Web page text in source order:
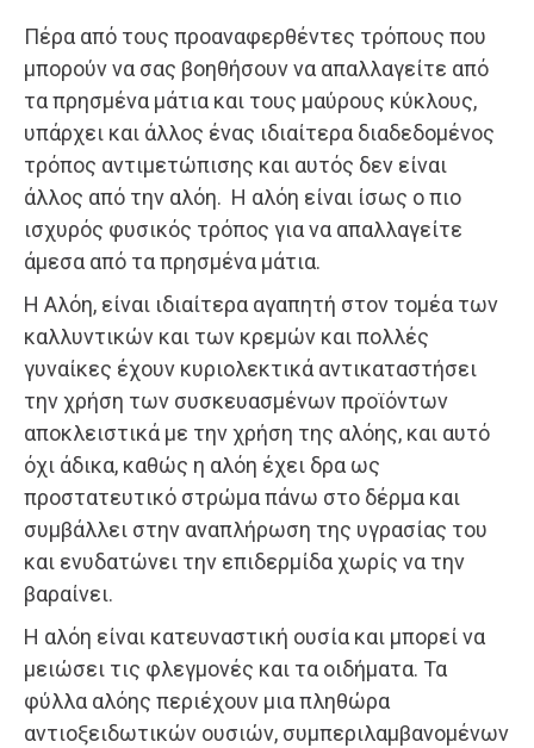
Πέρα από τους προαναφερθέντες τρόπους που
μπορούν να σας βοηθήσουν να απαλλαγείτε από
τα πρησμένα μάτια και τους μαύρους κύκλους,
υπάρχει και άλλος ένας ιδιαίτερα διαδεδομένος
τρόπος αντιμετώπισης και αυτός δεν είναι
άλλος από την αλόη. Η αλόη είναι ίσως ο πιο
ισχυρός φυσικός τρόπος για να απαλλαγείτε
άμεσα από τα πρησμένα μάτια.
Η Αλόη, είναι ιδιαίτερα αγαπητή στον τομέα των
καλλυντικών και των κρεμών και πολλές
γυναίκες έχουν κυριολεκτικά αντικαταστήσει
την χρήση των συσκευασμένων προϊόντων
αποκλειστικά με την χρήση της αλόης, και αυτό
όχι άδικα, καθώς η αλόη έχει δρα ως
προστατευτικό στρώμα πάνω στο δέρμα και
συμβάλλει στην αναπλήρωση της υγρασίας του
και ενυδατώνει την επιδερμίδα χωρίς να την
βαραίνει.
Η αλόη είναι κατευναστική ουσία και μπορεί να
μειώσει τις φλεγμονές και τα οιδήματα. Τα
φύλλα αλόης περιέχουν μια πληθώρα
αντιοξειδωτικών ουσιών, συμπεριλαμβανομένων